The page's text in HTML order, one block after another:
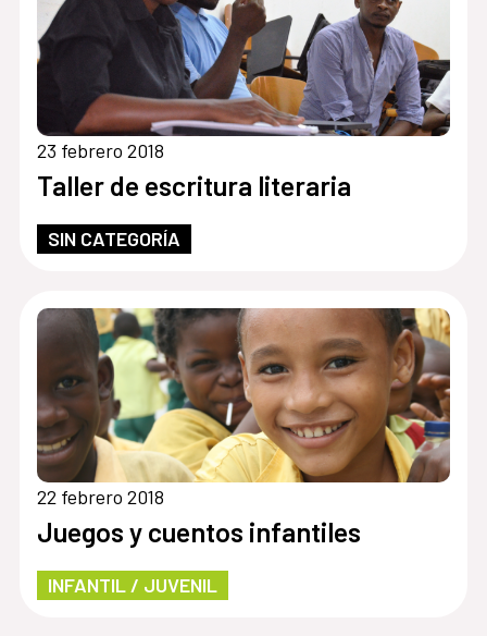
23 febrero 2018
Taller de escritura literaria
SIN CATEGORÍA
22 febrero 2018
Juegos y cuentos infantiles
INFANTIL / JUVENIL